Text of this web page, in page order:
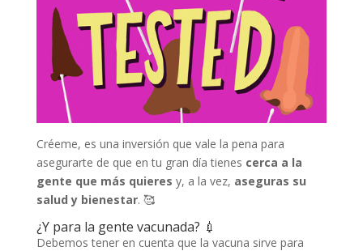
Créeme, es una inversión que vale la pena para
asegurarte de que en tu gran día tienes cerca a la
gente que más quieres y, a la vez, aseguras su
salud y bienestar. 🥰
¿Y para la gente vacunada? 💉
Debemos tener en cuenta que la vacuna sirve para